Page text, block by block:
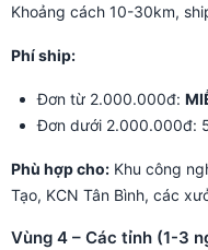
Khoảng cách 10-30km,
Phí ship:
Đơn từ 2.000.000đ:
Đơn dưới 2.000.000đ:
Phù hợp cho: Khu công
Tạo, KCN Tân Bình, các
Vùng 4 – Các tỉnh (1-3